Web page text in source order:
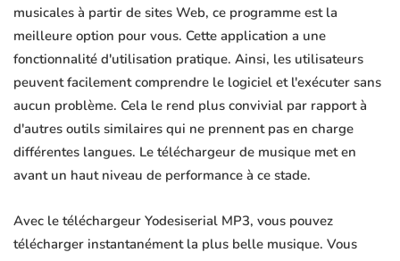
musicales à partir de sites Web, ce programme est la
meilleure option pour vous. Cette application a une
fonctionnalité d'utilisation pratique. Ainsi, les utilisateurs
peuvent facilement comprendre le logiciel et l'exécuter sans
aucun problème. Cela le rend plus convivial par rapport à
d'autres outils similaires qui ne prennent pas en charge
différentes langues. Le téléchargeur de musique met en
avant un haut niveau de performance à ce stade.
Avec le téléchargeur Yodesiserial MP3, vous pouvez
télécharger instantanément la plus belle musique. Vous